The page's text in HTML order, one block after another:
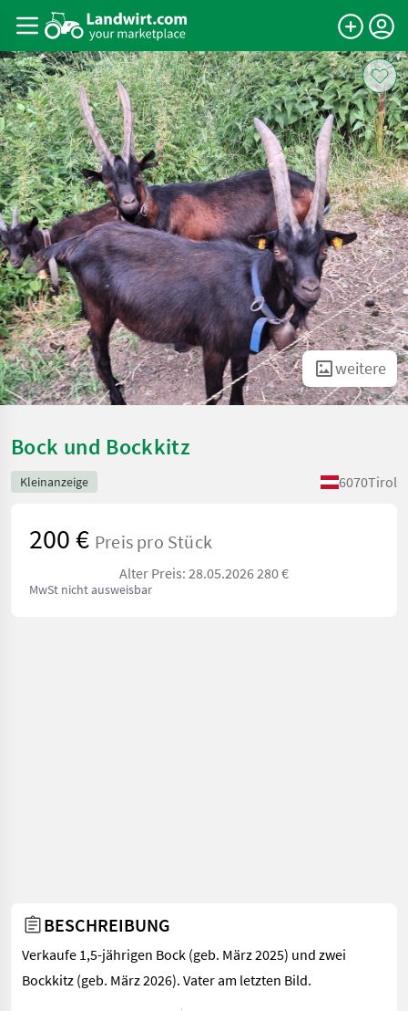
weitere
Bock und Bockkitz
Kleinanzeige 6070Tirol
200 € Preis pro Stück
Alter Preis: 28.05.2026 280 €
MwSt nicht ausweisbar
BESCHREIBUNG
Verkaufe 1,5-jährigen Bock (geb. März 2025) und zwei
Bockkitz (geb. März 2026). Vater am letzten Bild.